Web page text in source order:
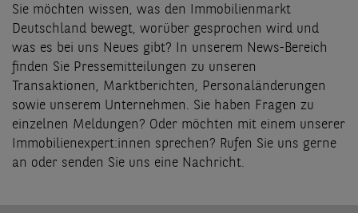
Sie möchten wissen, was den Immobilienmarkt
Deutschland bewegt, worüber gesprochen wird und
was es bei uns Neues gibt? In unserem News-Bereich
finden Sie Pressemitteilungen zu unseren
Transaktionen, Marktberichten, Personaländerungen
sowie unserem Unternehmen. Sie haben Fragen zu
einzelnen Meldungen? Oder möchten mit einem unserer
Immobilienexpert:innen sprechen? Rufen Sie uns gerne
an oder senden Sie uns eine Nachricht.